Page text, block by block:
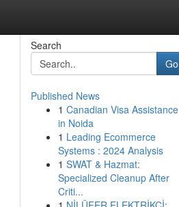
Search
Go
Published News
1 Canadian Visa Assistance
in Noida
1 Leading Ecommerce
Systems : 2024 Analysis
1 SWAT & Hazmat:
Specialized Cleanup After
Criti...